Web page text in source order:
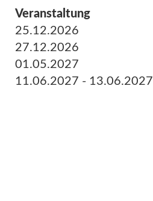
Veranstaltung
25.12.2026
27.12.2026
01.05.2027
11.06.2027 - 13.06.2027